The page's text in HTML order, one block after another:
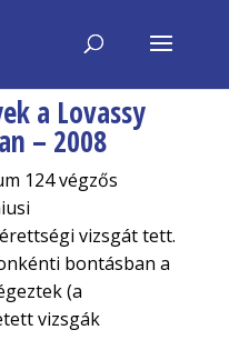
a Lovassy
– 2008
124 végzős
vizsgát tett.
bontásban a
(a
vizsgák